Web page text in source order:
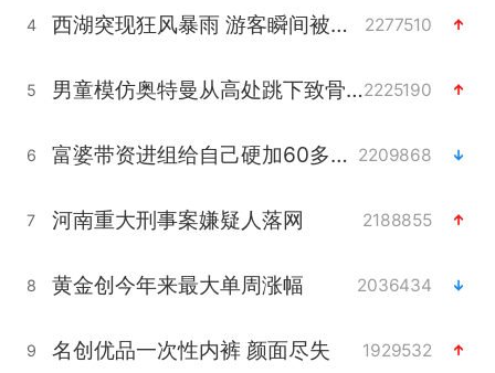
4 西湖突现狂风暴雨 游客瞬间被浇透 2277510
5 男童模仿奥特曼从高处跳下致骨折2225190
6 富婆带资进组给自己硬加60多场吻戏 2209868
7 河南重大刑事案嫌疑人落网 2188855
8 黄金创今年来最大单周涨幅 2036434
9 名创优品一次性内裤 颜面尽失 1929532